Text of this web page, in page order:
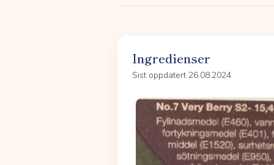
Ingredienser
Sist oppdatert 26.08.2024